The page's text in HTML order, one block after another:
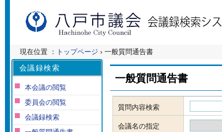
現在位置 ： トップページ › 一般質問通告書
一般質問通告書
質問内容検索
会議名の指定
会議録検索
本会議の閲覧
委員会の閲覧
会議録検索